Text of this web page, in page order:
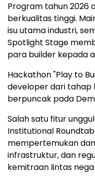
Program tahun 2026
berkualitas tinggi.
isu utama industri,
Spotlight Stage
para builder kepada
Hackathon "Play to
developer dari tahap
berpuncak pada
Salah satu fitur
Institutional
mempertemukan
infrastruktur, dan
kemitraan lintas